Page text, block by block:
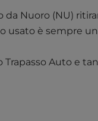
da Nuoro (NU)
usato è sempre
Trapasso Auto e